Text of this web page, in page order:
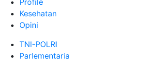
Kesehatan
Opini
TNI-POLRI
Parlementaria